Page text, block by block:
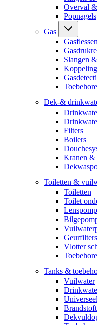
Overval
Popnagels
Gas
Gasflessen
Slangen
Dek-&
Filters
Boilers
Kranen &
Toiletten &
Toiletten
Toilet
Geurfilters
Vlotter
Tanks &
Vuilwater
Universeel